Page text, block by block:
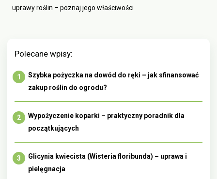
uprawy roślin – poznaj jego właściwości
Polecane wpisy:
Szybka pożyczka na dowód do ręki – jak sfinansować
zakup roślin do ogrodu?
Wypożyczenie koparki – praktyczny poradnik dla
początkujących
Glicynia kwiecista (Wisteria floribunda) – uprawa i
pielęgnacja